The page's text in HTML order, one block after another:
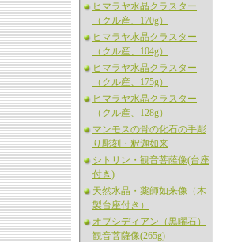
ヒマラヤ水晶クラスター
（クル産、170g）
ヒマラヤ水晶クラスター
（クル産、104g）
ヒマラヤ水晶クラスター
（クル産、175g）
ヒマラヤ水晶クラスター
（クル産、128g）
マンモスの骨の化石の手彫
り彫刻・釈迦如来
シトリン・観音菩薩像(台座
付き)
天然水晶・薬師如来像（木
製台座付き）
オブシディアン（黒曜石）
観音菩薩像(265g)